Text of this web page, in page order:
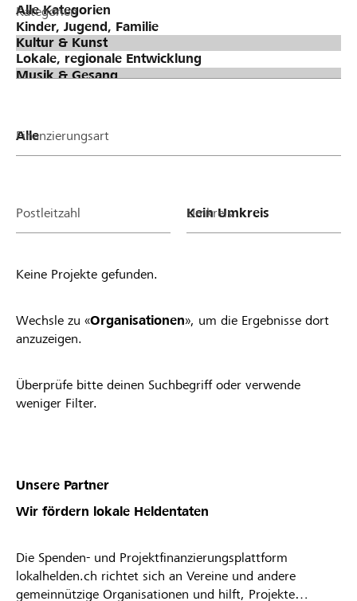
Kategorien
Finanzierungsart
Postleitzahl Umkreis
Keine Projekte gefunden.
Wechsle zu «Organisationen», um die Ergebnisse dort
anzuzeigen.
Überprüfe bitte deinen Suchbegriff oder verwende
weniger Filter.
Unsere Partner
Wir fördern lokale Heldentaten
Die Spenden- und Projektfinanzierungsplattform
lokalhelden.ch richtet sich an Vereine und andere
gemeinnützige Organisationen und hilft, Projekte